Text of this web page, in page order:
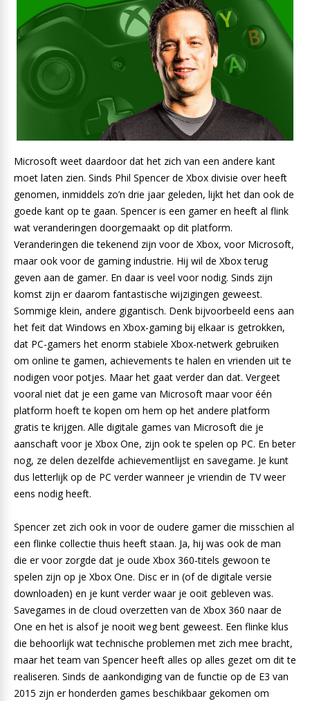
Microsoft weet daardoor dat het zich van een andere kant
moet laten zien. Sinds Phil Spencer de Xbox divisie over heeft
genomen, inmiddels zo’n drie jaar geleden, lijkt het dan ook de
goede kant op te gaan. Spencer is een gamer en heeft al flink
wat veranderingen doorgemaakt op dit platform.
Veranderingen die tekenend zijn voor de Xbox, voor Microsoft,
maar ook voor de gaming industrie. Hij wil de Xbox terug
geven aan de gamer. En daar is veel voor nodig. Sinds zijn
komst zijn er daarom fantastische wijzigingen geweest.
Sommige klein, andere gigantisch. Denk bijvoorbeeld eens aan
het feit dat Windows en Xbox-gaming bij elkaar is getrokken,
dat PC-gamers het enorm stabiele Xbox-netwerk gebruiken
om online te gamen, achievements te halen en vrienden uit te
nodigen voor potjes. Maar het gaat verder dan dat. Vergeet
vooral niet dat je een game van Microsoft maar voor één
platform hoeft te kopen om hem op het andere platform
gratis te krijgen. Alle digitale games van Microsoft die je
aanschaft voor je Xbox One, zijn ook te spelen op PC. En beter
nog, ze delen dezelfde achievementlijst en savegame. Je kunt
dus letterlijk op de PC verder wanneer je vriendin de TV weer
eens nodig heeft.
Spencer zet zich ook in voor de oudere gamer die misschien al
een flinke collectie thuis heeft staan. Ja, hij was ook de man
die er voor zorgde dat je oude Xbox 360-titels gewoon te
spelen zijn op je Xbox One. Disc er in (of de digitale versie
downloaden) en je kunt verder waar je ooit gebleven was.
Savegames in de cloud overzetten van de Xbox 360 naar de
One en het is alsof je nooit weg bent geweest. Een flinke klus
die behoorlijk wat technische problemen met zich mee bracht,
maar het team van Spencer heeft alles op alles gezet om dit te
realiseren. Sinds de aankondiging van de functie op de E3 van
2015 zijn er honderden games beschikbaar gekomen om